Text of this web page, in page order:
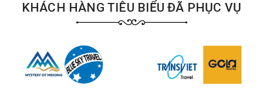
KHÁCH HÀNG TIÊU BIỂU ĐÃ PHỤC VỤ